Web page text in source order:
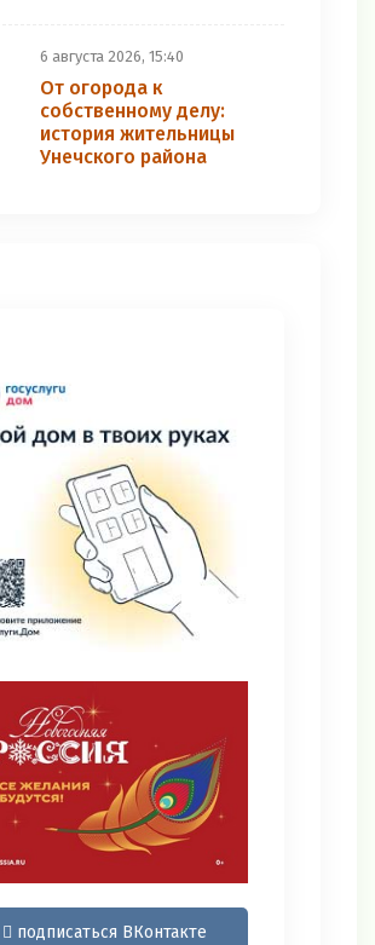
6 августа 2026, 15:40
От огорода к
собственному делу:
история жительницы
Унечского района
подписаться ВКонтакте